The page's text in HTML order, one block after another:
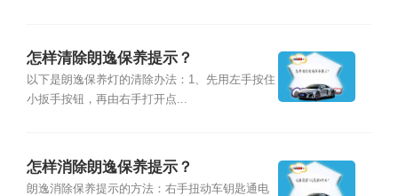
怎样清除朗逸保养提示？
以下是朗逸保养灯的清除办法：1、先用左手按住
小扳手按钮，再由右手打开点...
怎样消除朗逸保养提示？
朗逸消除保养提示的方法：右手扭动车钥匙通电